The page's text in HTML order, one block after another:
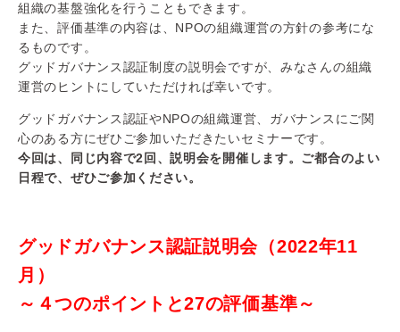
組織の基盤強化を行うこともできます。
また、評価基準の内容は、NPOの組織運営の方針の参考にな
るものです。
グッドガバナンス認証制度の説明会ですが、みなさんの組織
運営のヒントにしていただければ幸いです。
グッドガバナンス認証やNPOの組織運営、ガバナンスにご関
心のある方にぜひご参加いただきたいセミナーです。
今回は、同じ内容で2回、説明会を開催します。ご都合のよい
日程で、ぜひご参加ください。
グッドガバナンス認証説明会（2022年11
月）
～４つのポイントと27の評価基準～